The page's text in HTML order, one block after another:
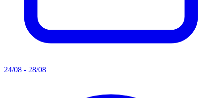
24/08 - 28/08